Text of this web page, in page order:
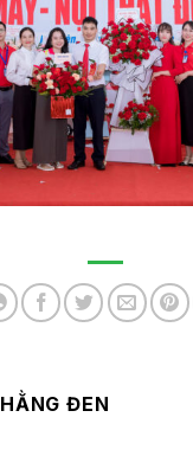
HẰNG ĐEN